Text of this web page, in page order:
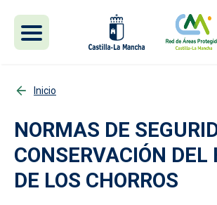
Inicio
NORMAS DE
CONSERVACIÓN DEL
DE LOS CHORROS